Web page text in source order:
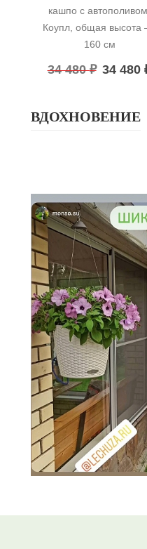
кашпо с автополивом
Коупл, общая высота
160 см
34 480₽ 34 480
ВДОХНОВЕНИЕ